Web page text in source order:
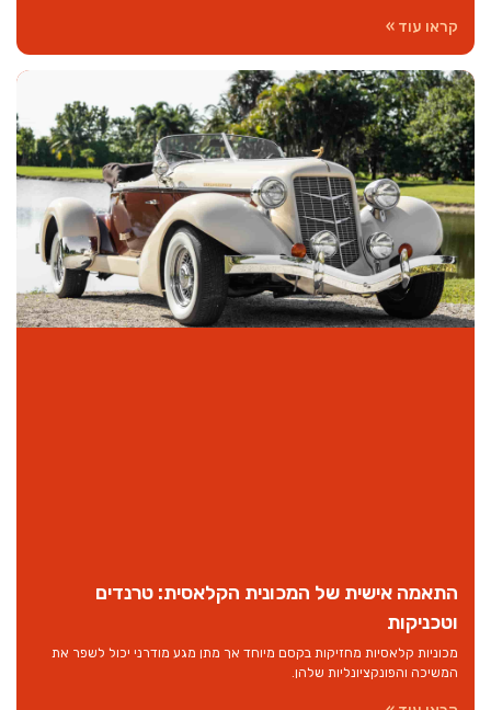
קראו עוד »
התאמה אישית של המכונית הקלאסית: טרנדים
וטכניקות
מכוניות קלאסיות מחזיקות בקסם מיוחד אך מתן מגע מודרני יכול לשפר את
המשיכה והפונקציונליות שלהן.